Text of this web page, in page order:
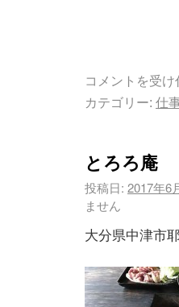
コメントを受
カテゴリー: 仕
とろろ庵
投稿日: 2017年6
ません
大分県中津市